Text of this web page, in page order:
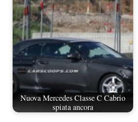
Nuova Mercedes Classe C Cabrio
spiata ancora